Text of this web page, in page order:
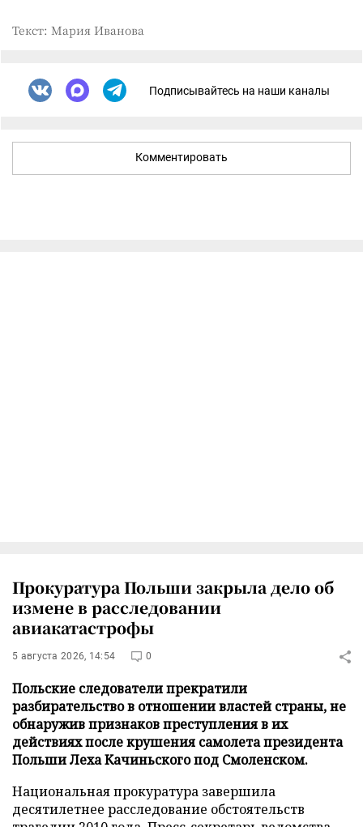
Текст: Мария Иванова
Подписывайтесь на наши каналы
Комментировать
Прокуратура Польши закрыла дело об
измене в расследовании
авиакатастрофы
5 августа 2026, 14:54 0
Польские следователи прекратили
разбирательство в отношении властей страны, не
обнаружив признаков преступления в их
действиях после крушения самолета президента
Польши Леха Качиньского под Смоленском.
Национальная прокуратура завершила
десятилетнее расследование обстоятельств